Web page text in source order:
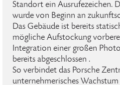
Standort ein Ausrufezeichen.
wurde von Beginn an
Das Gebäude ist bereits
mögliche Aufstockung
Integration einer großen
bereits abgeschlossen .
So verbindet das Porsche
unternehmerisches